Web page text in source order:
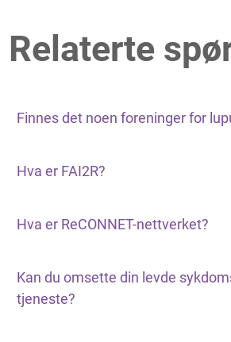
Relaterte
Finnes det noen foreninger for
Hva er FAI2R?
Hva er ReCONNET-nettverket?
Kan du omsette din levde
tjeneste?